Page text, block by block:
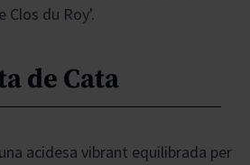
Clos du Roy'.
de Cata
acidesa vibrant equilibrada per